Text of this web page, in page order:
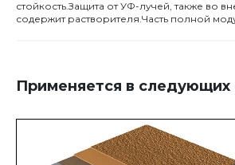
стойкость.Защита от УФ-лучей, также во
содержит растворителя.Часть полной
Применяется в следующих